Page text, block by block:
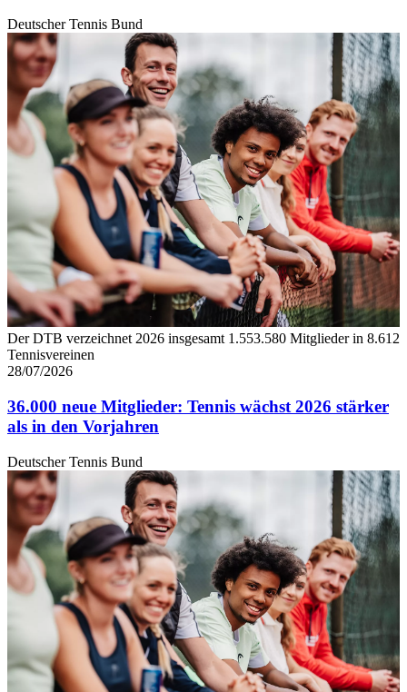
Deutscher Tennis Bund
Der DTB verzeichnet 2026 insgesamt 1.553.580 Mitglieder in 8.612
Tennisvereinen
28/07/2026
36.000 neue Mitglieder: Tennis wächst 2026 stärker
als in den Vorjahren
Deutscher Tennis Bund